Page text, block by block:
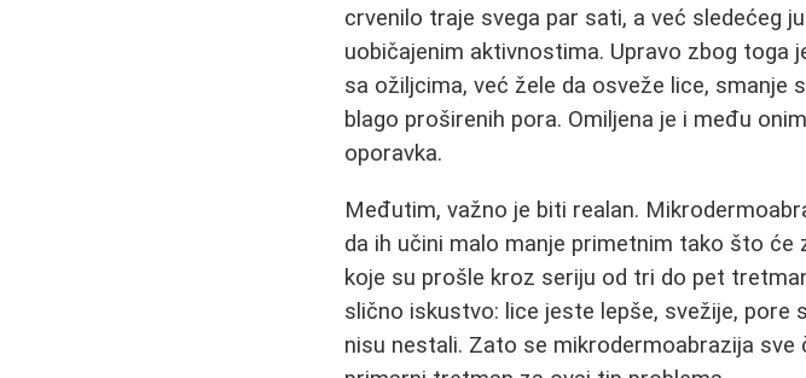
crvenilo traje svega par sati, a već sledećeg
uobičajenim aktivnostima. Upravo zbog toga
sa ožiljcima, već žele da osveže lice,
blago proširenih pora. Omiljena je i među
oporavka.
Međutim, važno je biti realan.
da ih učini malo manje primetnim tako što će
koje su prošle kroz seriju od tri do pet
slično iskustvo: lice jeste lepše, svežije, pore
nisu nestali. Zato se mikrodermoabrazija